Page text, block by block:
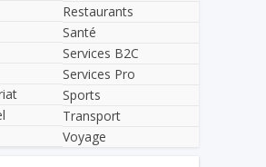
Restaurants
Santé
Services B2C
Services Pro
Sports
Transport
Voyage